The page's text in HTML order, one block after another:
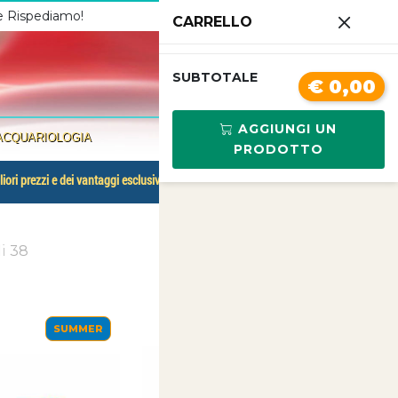
Rispediamo! Chiamaci 3341210267
prezzi e dei vantaggi esclusivi.
38
SUMMER
CARRELLO
SUBTOTALE € 0,00
AGGIUNGI UN
PRODOTTO